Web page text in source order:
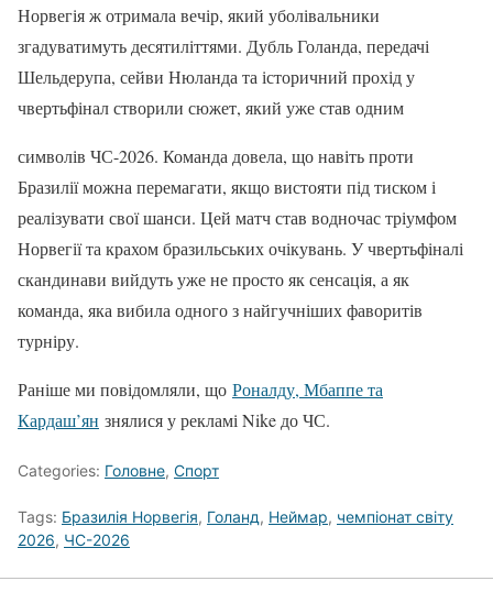
Норвегія ж отримала вечір, який уболівальники
згадуватимуть десятиліттями. Дубль Голанда, передачі
Шельдерупа, сейви Нюланда та історичний прохід у
чвертьфінал створили сюжет, який уже став одним
символів ЧС-2026. Команда довела, що навіть проти
Бразилії можна перемагати, якщо вистояти під тиском і
реалізувати свої шанси. Цей матч став водночас тріумфом
Норвегії та крахом бразильських очікувань. У чвертьфіналі
скандинави вийдуть уже не просто як сенсація, а як
команда, яка вибила одного з найгучніших фаворитів
турніру.
Раніше ми повідомляли, що Роналду, Мбаппе та
Кардаш’ян знялися у рекламі Nike до ЧС.
Categories: Головне, Спорт
Tags: Бразилія Норвегія, Голанд, Неймар, чемпіонат світу
2026, ЧС-2026